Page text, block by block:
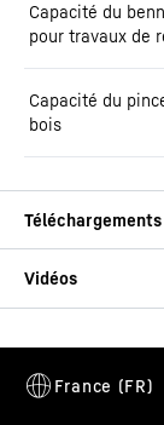
Capacité du
pour travaux de
Capacité du
bois
Cette vidéo est
vidéo, vos